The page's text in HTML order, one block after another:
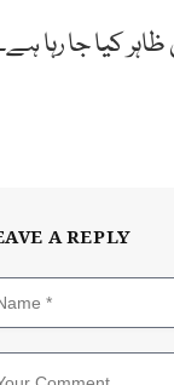
کیا جا رہا
A REPLY